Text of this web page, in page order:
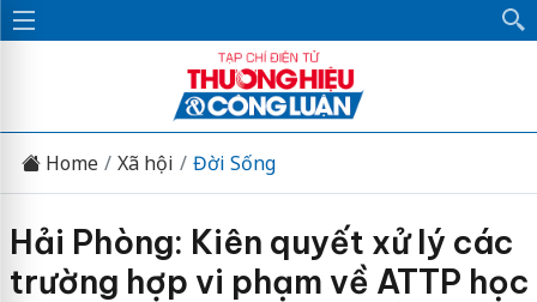
Home Xã hội Đời Sống
Hải Phòng: Kiên quyết xử lý các
trường hợp vi phạm về ATTP học